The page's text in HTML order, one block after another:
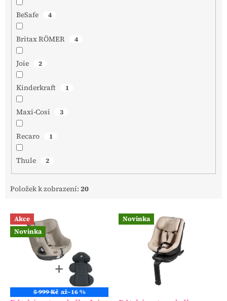
BeSafe 4
Britax RÖMER 4
Joie 2
Kinderkraft 1
Maxi-Cosi 3
Recaro 1
Thule 2
Položek k zobrazení: 20
V
ý
p
o
Akce
Novinka
5 999 Kč až–16 %
Novinka